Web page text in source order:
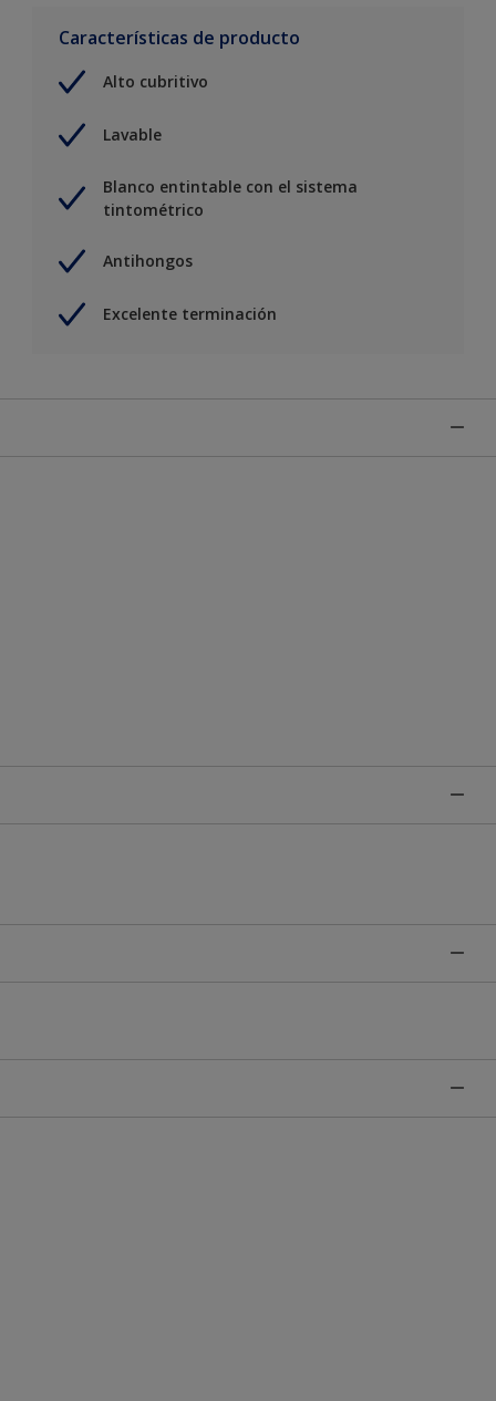
Características de producto
Alto cubritivo
Lavable
Blanco entintable con el sistema
tintométrico
Antihongos
Excelente terminación